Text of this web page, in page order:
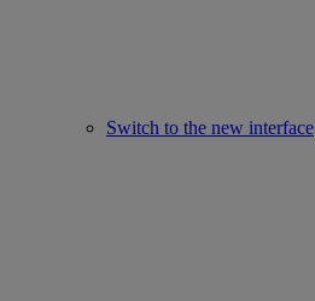
Switch to the new interface